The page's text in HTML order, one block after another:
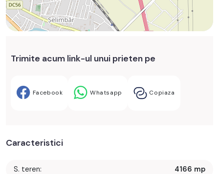
Trimite acum link-ul unui prieten pe
Facebook Whatsapp Copiaza
Caracteristici
S. teren: 4166 mp